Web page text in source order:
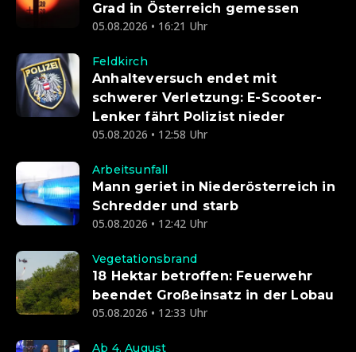
Grad in Österreich gemessen
05.08.2026 • 16:21 Uhr
Feldkirch
Anhalteversuch endet mit
schwerer Verletzung: E-Scooter-
Lenker fährt Polizist nieder
05.08.2026 • 12:58 Uhr
Arbeitsunfall
Mann geriet in Niederösterreich in
Schredder und starb
05.08.2026 • 12:42 Uhr
Vegetationsbrand
18 Hektar betroffen: Feuerwehr
beendet Großeinsatz in der Lobau
05.08.2026 • 12:33 Uhr
Ab 4. August